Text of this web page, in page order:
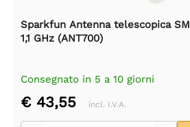
Sparkfun Antenna telescopica
1,1 GHz (ANT700)
Consegnato in 5 a 10 giorni
€ 43,55 incl. I.V.A.